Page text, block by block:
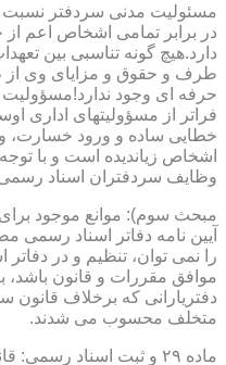
مسئولیت مدنی سردفتر نسبت
در برابر تمامی اشخاص اعم
دارد.هیچ گونه تناسبی بین
طرف و حقوق و مزایای وی از
حرفه ای وجود
فراتر از مسؤولیتهای اداری
خطایی ساده و ورود خسارت،
اشخاص زیاندیده است و با
وظایف سردفتران اسناد
را نمی توان، تنظیم و در
موافق مقررات و قانون باشد،
دفتریارانی که برخلاف قانون
متخلف محسوب می شدند.
ماده ۲۹ و ثبت اسناد